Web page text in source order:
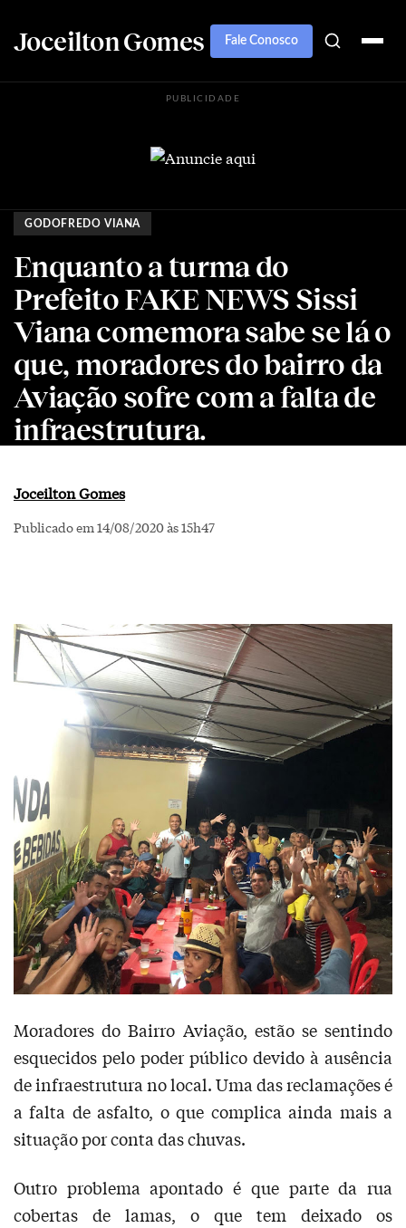
Joceilton Gomes Fale Conosco
PUBLICIDADE
GODOFREDO VIANA
Enquanto a turma do
Prefeito FAKE NEWS Sissi
Viana comemora sabe se lá o
que, moradores do bairro da
Aviação sofre com a falta de
infraestrutura.
Joceilton Gomes
Publicado em 14/08/2020 às 15h47
Moradores do Bairro Aviação, estão se sentindo
esquecidos pelo poder público devido à ausência
de infraestrutura no local. Uma das reclamações é
a falta de asfalto, o que complica ainda mais a
situação por conta das chuvas.
Outro problema apontado é que parte da rua
cobertas de lamas, o que tem deixado os